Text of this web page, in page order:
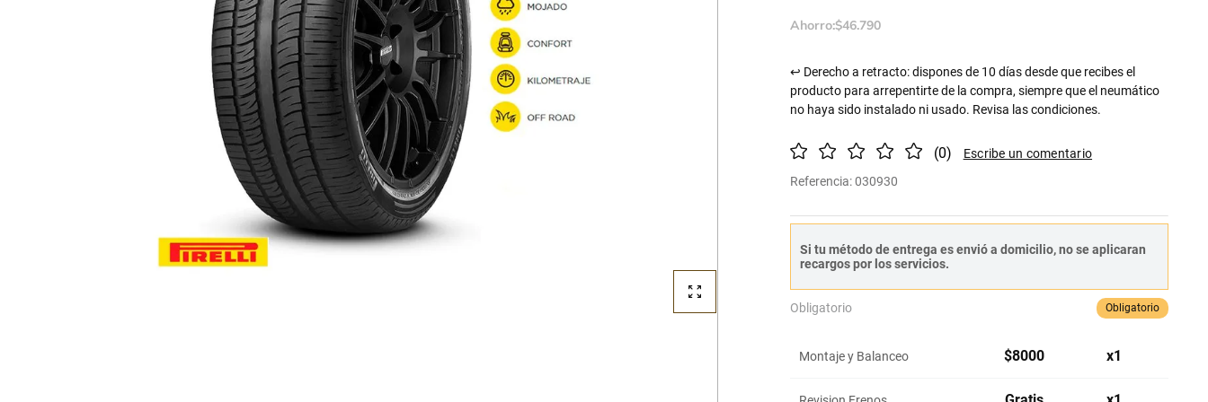
Ahorro:$46.790
↩ Derecho a retracto: dispones de 10 días desde que recibes el
producto para arrepentirte de la compra, siempre que el neumático
no haya sido instalado ni usado. Revisa las condiciones.
(0)
Referencia:030930
Si tu método de entrega es envió a domicilio, no se aplicaran
recargos por los servicios.
Obligatorio Obligatorio
Montaje y Balanceo $8000 x1